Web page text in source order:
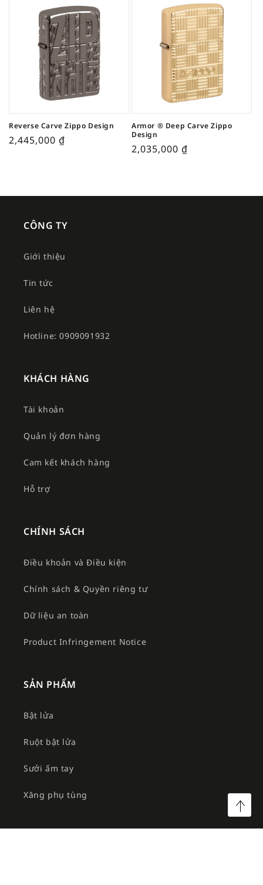
Reverse Carve Zippo Design
2,445,000 ₫
Armor ® Deep Carve Zippo
Design
2,035,000 ₫
CÔNG TY
Giới thiệu
Tin tức
Liên hệ
Hotline: 0909091932
KHÁCH HÀNG
Tài khoản
Quản lý đơn hàng
Cam kết khách hàng
Hỗ trợ
CHÍNH SÁCH
Điều khoản và Điều kiện
Chính sách & Quyền riêng tư
Dữ liệu an toàn
Product Infringement Notice
SẢN PHẨM
Bật lửa
Ruột bật lửa
Sưởi ấm tay
Xăng phụ tùng